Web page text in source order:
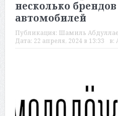
несколько
автомобилей
Публикация: Шамиль
Дата: 22 апреля, 2024 в 13:33 в: